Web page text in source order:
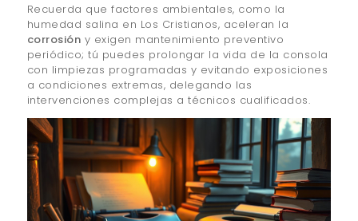
Recuerda que factores ambientales, como la
humedad salina en Los Cristianos, aceleran la
corrosión y exigen mantenimiento preventivo
periódico; tú puedes prolongar la vida de la consola
con limpiezas programadas y evitando exposiciones
a condiciones extremas, delegando las
intervenciones complejas a técnicos cualificados.